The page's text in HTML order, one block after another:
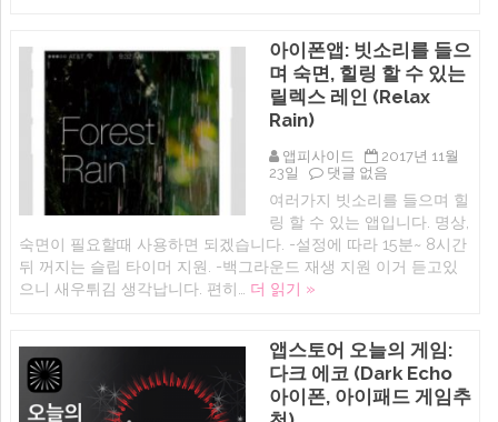
집
중
력
향
상,
이
트
이
즈
앱
(아
이
폰,
드)
에
아이폰앱: 빗소리를 들으
며 숙면, 힐링 할 수 있는
릴렉스 레인 (Relax
Rain)
앱피사이드
2017년 11월
23일
아
폰
앱:
빗
소
리
숙
면,
힐
링
댓글 없음
여러가지 빗소리를 들으며 힐
링 할 수 있는 앱입니다. 명상,
숙면이 필요할때 사용하면 되겠습니다. -설정에 따라 15분~ 8시간
뒤 꺼지는 슬립 타이머 지원. -백그라운드 재생 지원 이거 듣고있
으니 새우튀김 생각납니다. 편히… 더 읽기 »
앱스토어 오늘의 게임:
다크 에코 (Dark Echo
아이폰, 아이패드 게임추